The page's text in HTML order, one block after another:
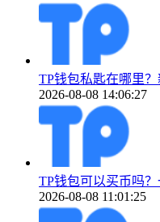
TP钱包私匙在哪里
2026-08-08 14:06:27
TP钱包可以买币吗
2026-08-08 11:01:25